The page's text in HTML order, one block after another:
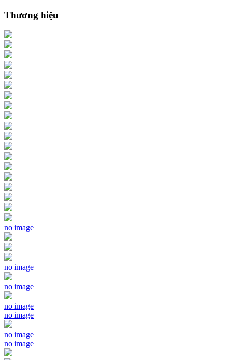
Thương hiệu
no image
no image
no image
no image
no image
no image
no image